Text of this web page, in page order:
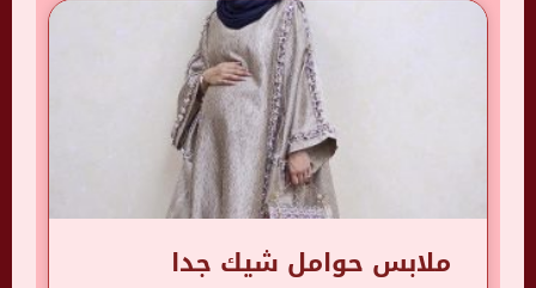
ملابس حوامل شيك جدا